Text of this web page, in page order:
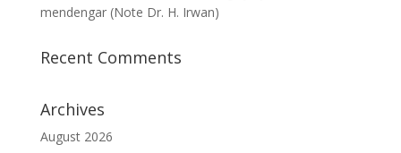
mendengar (Note Dr. H. Irwan)
Recent Comments
Archives
August 2026